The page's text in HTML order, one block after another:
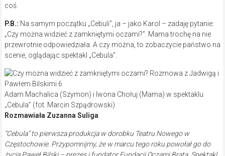
coś.
P.B.: Na samym początku „Cebuli”, ja – jako Karol – zadaję pytanie:
„Czy można widzieć z zamkniętymi oczami?”. Mama trochę na nie
przewrotnie odpowiedziała. A czy można, to zobaczycie państwo na
scenie, oglądając spektakl „Cebula”.
Adam Machalica (Szymon) i Iwona Chołuj (Mama) w spektaklu
„Cebula” (fot. Marcin Szpądrowski)
Rozmawiała Zuzanna Suliga
“Cebula” to pierwsza produkcja w dorobku Teatru Nowego w
Częstochowie. Przypomnijmy, że w marcu tego roku powołał go do